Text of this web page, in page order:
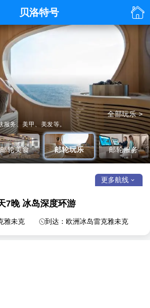
贝洛特号 
详情 >
全部美食 >
全部玩乐 >
务、美甲、美发等。
全部服务 >
邮轮美食 邮轮玩乐 邮轮服务
更多航线
7晚 冰岛深度环游
雅未克 到达：欧洲冰岛雷克雅未克